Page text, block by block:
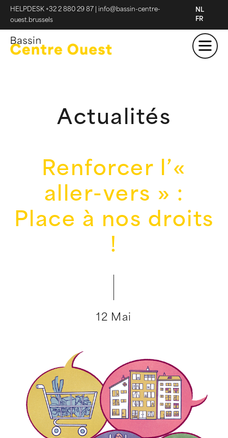
HELPDESK +32 2 880 29 87
info@bassin-centre-
ouest.brussels
NL
FR
Actualités
Renforcer l’«
aller-vers » :
Place à nos droits
!
12 Mai